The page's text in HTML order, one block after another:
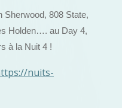
Sherwood, 808 State,
Holden…. au Day 4,
à la Nuit 4 !
nuits-